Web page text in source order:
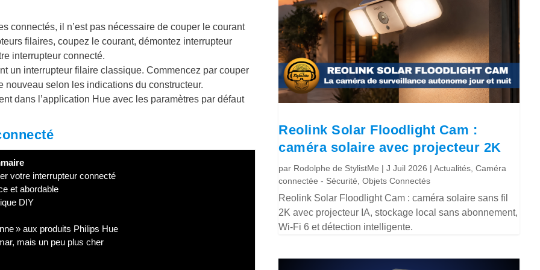
connectés, il n’est pas nécessaire de couper le courant
filaires, coupez le courant, démontez interrupteur
interrupteur connecté.
un interrupteur filaire classique. Commencez par couper
nouveau selon les indications du constructeur.
dans l’application Hue avec les paramètres par défaut
votre interrupteur connecté
et abordable
DIY
» aux produits Philips Hue
mais un peu plus cher
Reolink Solar Floodlight Cam :
caméra solaire avec projecteur 2K
par Rodolphe de StylistMe |J Juil 2026 |Actualités ,Caméra
connectée - Sécurité ,Objets Connectés
Reolink Solar Floodlight Cam : caméra solaire sans fil
2K avec projecteur IA, stockage local sans abonnement,
Wi-Fi 6 et détection intelligente.